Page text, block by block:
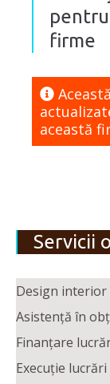
firme
această
Servicii
Design interior
Asistență în
Finanțare
Execuție